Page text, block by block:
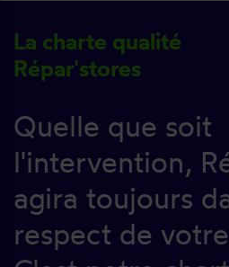
La charte qualité
Répar'stores
Quelle que soit
l'intervention,
agira toujours
respect de